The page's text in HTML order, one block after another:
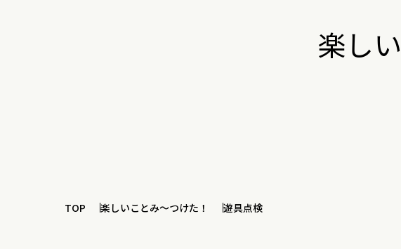
楽し
TOP 楽しいことみ～つけた！ 遊具点検